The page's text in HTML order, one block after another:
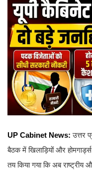
UP Cabinet News: उत्तर
बैठक में खिलाड़ियों और
तय किया गया कि अब राष्ट्रीय